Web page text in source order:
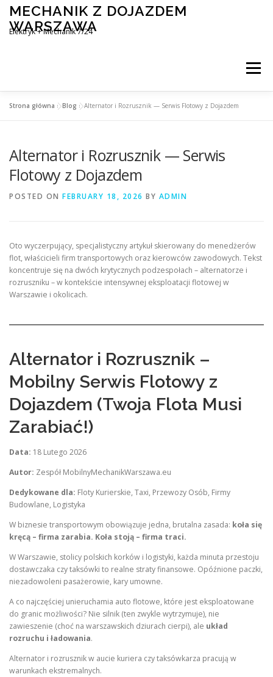
Skip
content
MECHANIK Z DOJAZDEM
WARSZAWA
Elektryk + Mechanik 7/24
Menu
ELEKTRYK SAMOCHODOWY BLOG KONTAKT
Strona główna »Blog »Alternator i Rozrusznik — Serwis Flotowy z Dojazdem
Alternator i Rozrusznik — Serwis
Flotowy z Dojazdem
POSTED ON FEBRUARY 18, 2026 BY ADMIN
Oto wyczerpujący, specjalistyczny artykuł skierowany do menedżerów
flot, właścicieli firm transportowych oraz kierowców zawodowych. Tekst
koncentruje się na dwóch krytycznych podzespołach – alternatorze i
rozruszniku – w kontekście intensywnej eksploatacji flotowej w
Warszawie i okolicach.
Alternator i Rozrusznik –
Mobilny Serwis Flotowy z
Dojazdem (Twoja Flota Musi
Zarabiać!)
Data: 18 Lutego 2026
Autor: Zespół MobilnyMechanikWarszawa.eu
Dedykowane dla: Floty Kurierskie, Taxi, Przewozy Osób, Firmy
Budowlane, Logistyka
W biznesie transportowym obowiązuje jedna, brutalna zasada: koła się
kręcą – firma zarabia. Koła stoją – firma traci.
W Warszawie, stolicy polskich korków i logistyki, każda minuta przestoju
dostawczaka czy taksówki to realne straty finansowe. Opóźnione paczki,
niezadowoleni pasażerowie, kary umowne.
A co najczęściej unieruchamia auto flotowe, które jest eksploatowane
do granic możliwości? Nie silnik (ten zwykle wytrzymuje), nie
zawieszenie (choć na warszawskich dziurach cierpi), ale układ
rozruchu i ładowania.
Alternator i rozrusznik w aucie kuriera czy taksówkarza pracują w
warunkach ekstremalnych.